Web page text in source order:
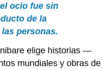
ocio fue sin
de la
personas.
elige historias —
mundiales y obras de